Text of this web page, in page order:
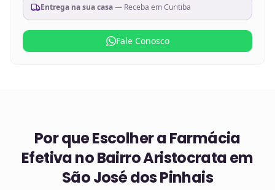
Entrega na sua casa— Receba emCuritiba
Fale Conosco
Por que Escolher a Farmácia
Efetiva noBairro Aristocrata em
São José dos Pinhais